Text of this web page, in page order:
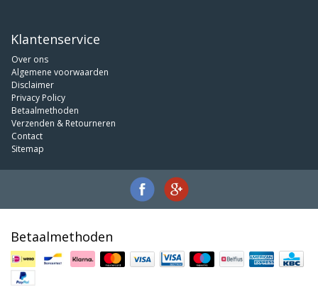
Klantenservice
Over ons
Algemene voorwaarden
Disclaimer
Privacy Policy
Betaalmethoden
Verzenden & Retourneren
Contact
Sitemap
Betaalmethoden